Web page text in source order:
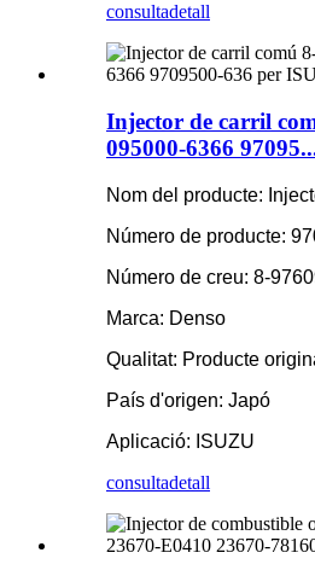
consultadetall
Injector de carril
095000-6366
Nom del producte:
Número de producte:
Número de creu: 8-
Marca: Denso
Qualitat: Producte
País d'origen: Japó
Aplicació: ISUZU
consultadetall